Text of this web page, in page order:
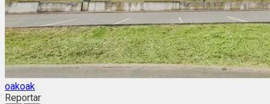
oakoak
Reportar